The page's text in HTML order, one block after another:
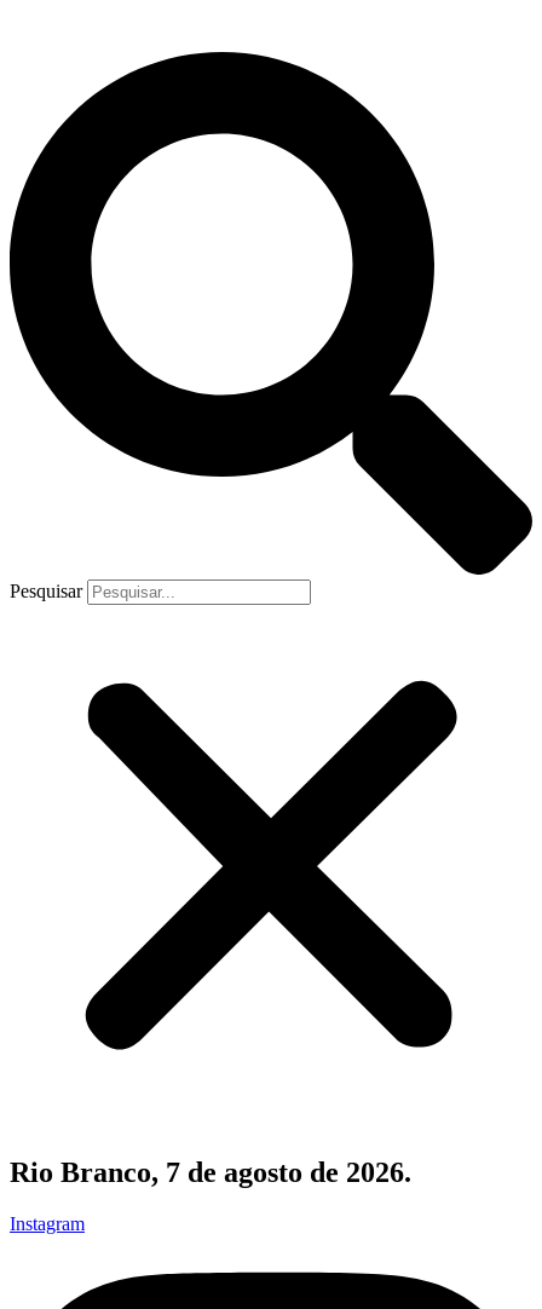
Pesquisar
Rio Branco, 7 de agosto de 2026.
Instagram